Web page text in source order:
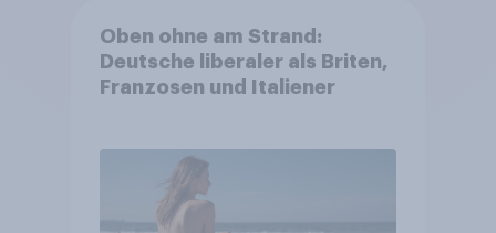
Oben ohne am Strand:
Deutsche liberaler als Briten,
Franzosen und Italiener